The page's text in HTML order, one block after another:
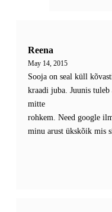
Reena
May 14, 2015
Sooja on seal küll
kraadi juba. Juunis
mitte
rohkem. Need google
minu arust ükskõik mis